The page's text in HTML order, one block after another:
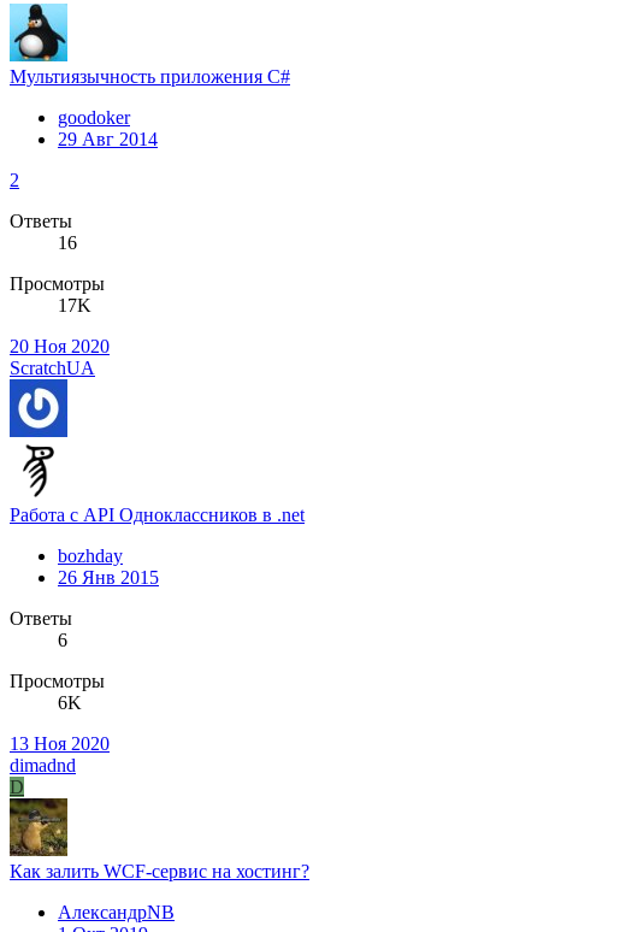
Мультиязычность приложения C#
goodoker
29 Авг 2014
2
Ответы
16
Просмотры
17K
20 Ноя 2020
ScratchUA
Работа с API Одноклассников в .net
bozhday
26 Янв 2015
Ответы
6
Просмотры
6K
13 Ноя 2020
dimadnd
D
Как залить WCF-сервис на хостинг?
АлександрNB